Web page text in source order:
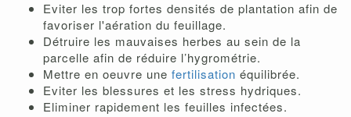
Eviter les trop fortes densités de plantation afin de
favoriser l'aération du feuillage.
Détruire les mauvaises herbes au sein de la
parcelle afin de réduire l’hygrométrie.
Mettre en oeuvre une fertilisation équilibrée.
Eviter les blessures et les stress hydriques.
Eliminer rapidement les feuilles infectées.